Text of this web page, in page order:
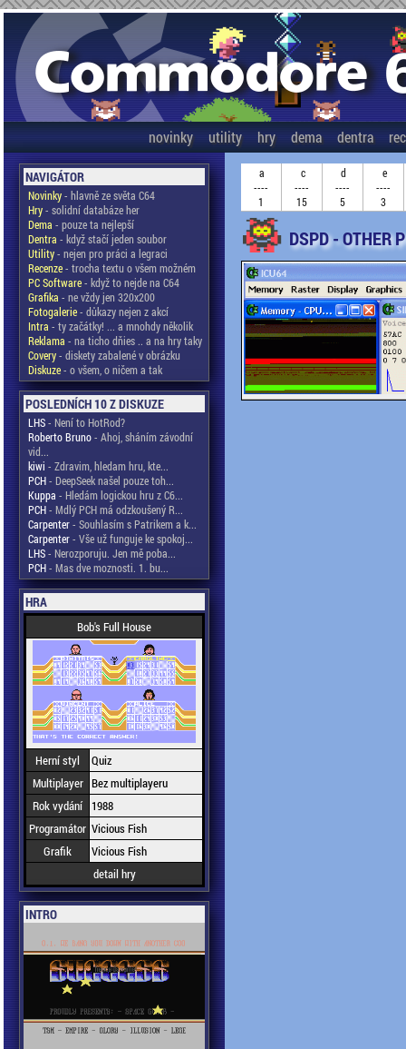
novinky utility hry dema dentra
NAVIGÁTOR
Novinky- hlavně ze světa C64
Hry- solidní databáze her
Dema - pouze ta nejlepší
Dentra - když stačí jeden soubor
Utility- nejen pro práci a legraci
Recenze- trocha textu o všem možném
PC Software- když to nejde na C64
Grafika - ne vždy jen 320x200
Fotogalerie- důkazy nejen z akcí
Intra - ty začátky! ... a mnohdy několik
Reklama - na ticho dňies .. a na hry taky
Covery- diskety zabalené v obrázku
Diskuze- o všem, o ničem a tak
POSLEDNÍCH 10 Z DISKUZE
LHS- Není to HotRod?
Roberto Bruno- Ahoj, sháním závodní
vid...
kiwi - Zdravim, hledam hru, kte...
PCH- DeepSeek našel pouze toh...
Kuppa - Hledám logickou hru z C6...
PCH- Mdlý PCH má odzkoušený R...
Carpenter- Souhlasím s Patrikem a k...
Carpenter- Vše už funguje ke spokoj...
LHS- Nerozporuju. Jen mě poba...
PCH- Mas dve moznosti. 1. bu...
HRA
Bob's Full House
Herní styl
Quiz
Multiplayer Bez multiplayeru
Rok vydání
1988
Programátor Vicious Fish
Grafik
Vicious Fish
detail hry
INTRO
a
----
1
c
----
15
d
----
5
e
----
3
DSPD - OTHER